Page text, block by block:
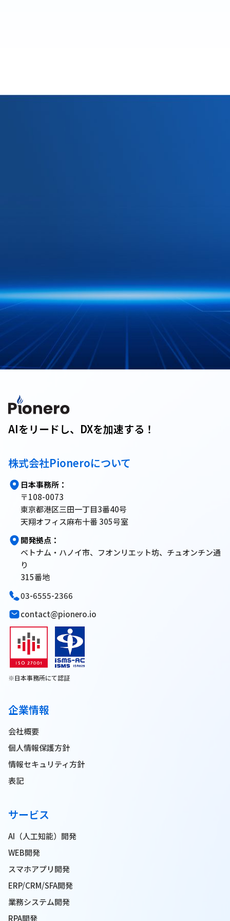
AIをリードし、DXを加速する！
株式会社Pioneroについて
日本事務所：
〒108-0073
東京都港区三田一丁目3番40号
天翔オフィス麻布十番 305号室
開発拠点：
ベトナム・ハノイ市、フオンリエット坊、チュオンチン通
り
315番地
03-6555-2366
contact@pionero.io
※日本事務所にて認証
企業情報
会社概要
個人情報保護方針
情報セキュリティ方針
表記
サービス
AI（人工知能）開発
WEB開発
スマホアプリ開発
ERP/CRM/SFA開発
業務システム開発
RPA開発